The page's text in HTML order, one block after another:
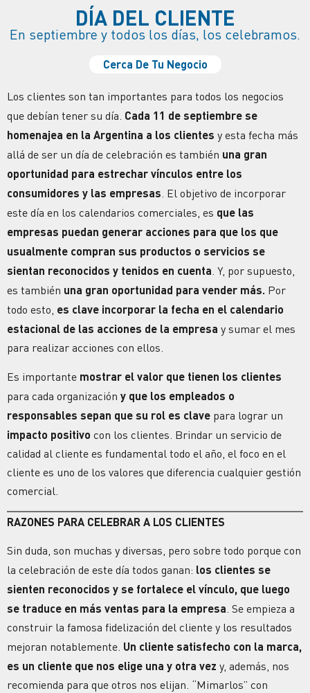
DÍA DEL CLIENTE
En septiembre y todos los días, los celebramos.
Cerca De Tu Negocio
Los clientes son tan importantes para todos los negocios
que debían tener su día. Cada 11 de septiembre se
homenajea en la Argentina a los clientes y esta fecha más
allá de ser un día de celebración es también una gran
oportunidad para estrechar vínculos entre los
consumidores y las empresas . El objetivo de incorporar
este día en los calendarios comerciales, es que las
empresas puedan generar acciones para que los que
usualmente compran sus productos o servicios se
sientan reconocidos y tenidos en cuenta . Y, por supuesto,
es también una gran oportunidad para vender más. Por
todo esto, es clave incorporar la fecha en el calendario
estacional de las acciones de la empresa y sumar el mes
para realizar acciones con ellos.
Es importante mostrar el valor que tienen los clientes
para cada organización y que los empleados o
responsables sepan que su rol es clave para lograr un
impacto positivo con los clientes. Brindar un servicio de
calidad al cliente es fundamental todo el año, el foco en el
cliente es uno de los valores que diferencia cualquier gestión
comercial.
RAZONES PARA CELEBRAR A LOS CLIENTES
Sin duda, son muchas y diversas, pero sobre todo porque con
la celebración de este día todos ganan: los clientes se
sienten reconocidos y se fortalece el vínculo, que luego
se traduce en más ventas para la empresa. Se empieza a
construir la famosa fidelización del cliente y los resultados
mejoran notablemente. Un cliente satisfecho con la marca,
es un cliente que nos elige una y otra vez y, además, nos
recomienda para que otros nos elijan. “Mimarlos” con